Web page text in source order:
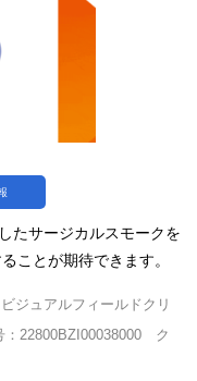
たサージカルスモークを
ことが期待できます。
ジュアルフィールドクリ
：22800BZI00038000 ク